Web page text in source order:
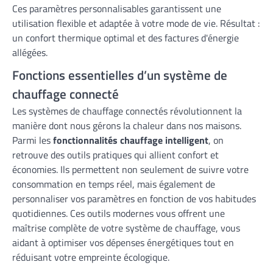
Ces paramètres personnalisables garantissent une
utilisation flexible et adaptée à votre mode de vie. Résultat :
un confort thermique optimal et des factures d'énergie
allégées.
Fonctions essentielles d’un système de
chauffage connecté
Les systèmes de chauffage connectés révolutionnent la
manière dont nous gérons la chaleur dans nos maisons.
Parmi lesfonctionnalités chauffage intelligent, on
retrouve des outils pratiques qui allient confort et
économies. Ils permettent non seulement de suivre votre
consommation en temps réel, mais également de
personnaliser vos paramètres en fonction de vos habitudes
quotidiennes. Ces outils modernes vous offrent une
maîtrise complète de votre système de chauffage, vous
aidant à optimiser vos dépenses énergétiques tout en
réduisant votre empreinte écologique.